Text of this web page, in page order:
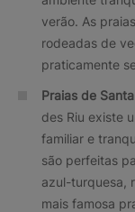
verão. As
rodeadas de
praticamente
Praias de
des Riu existe
familiar e
são perfeitas
azul-turquesa,
mais famosa